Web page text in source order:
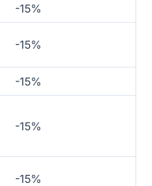
-15%
-15%
-15%
-15%
-15%